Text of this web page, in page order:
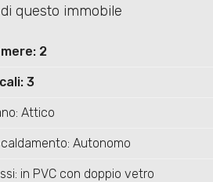
questo immobile
2
3
Attico
Autonomo
in PVC con doppio vetro